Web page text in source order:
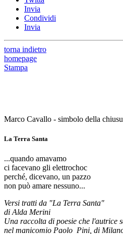
Invia
Condividi
Invia
torna indietro
homepage
Stampa
Marco Cavallo - simbolo della
La Terra Santa
...quando amavamo
ci facevano gli elettrochoc
perché, dicevano, un pazzo
non può amare nessuno...
Versi tratti da "La Terra Santa"
di Alda Merini
Una raccolta di poesie che l'autrice
nel manicomio Paolo Pini, di